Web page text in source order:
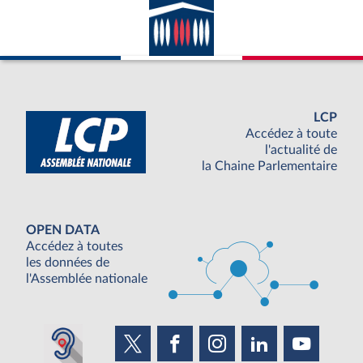
LCP
Accédez à toute
l'actualité de
la Chaine Parlementaire
OPEN DATA
Accédez à toutes
les données de
l'Assemblée nationale